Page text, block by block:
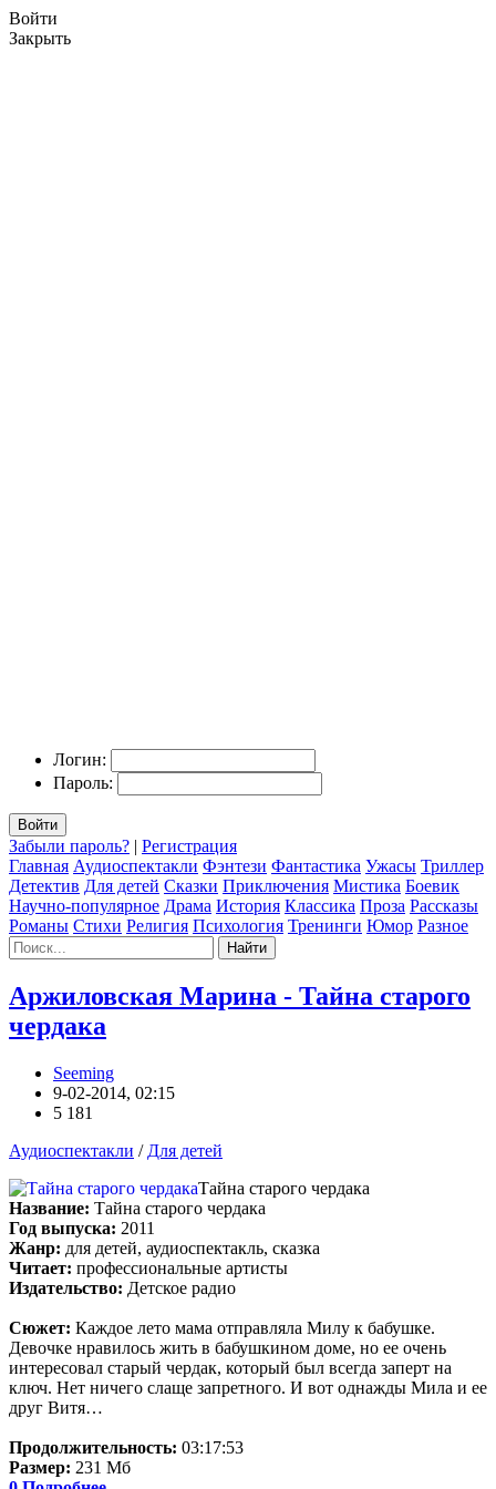
Войти
Закрыть
Логин:
Пароль:
Войти
Забыли пароль? | Регистрация
Главная Аудиоспектакли Фэнтези Фантастика Ужасы Триллер
Детектив Для детей Сказки Приключения Мистика Боевик
Научно-популярное Драма История Классика Проза Рассказы
Романы Стихи Религия Психология Тренинги Юмор Разное
Найти
Аржиловская Марина - Тайна старого
чердака
Seeming
9-02-2014, 02:15
5 181
Аудиоспектакли / Для детей
Тайна старого чердака
Название: Тайна старого чердака
Год выпуска: 2011
Жанр: для детей, аудиоспектакль, сказка
Читает: профессиональные артисты
Издательство: Детское радио
Сюжет: Каждое лето мама отправляла Милу к бабушке.
Девочке нравилось жить в бабушкином доме, но ее очень
интересовал старый чердак, который был всегда заперт на
ключ. Нет ничего слаще запретного. И вот однажды Мила и ее
друг Витя…
Продолжительность: 03:17:53
Размер: 231 Мб